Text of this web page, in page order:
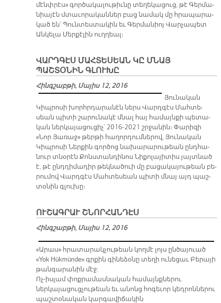
մէնփ­րէս» գոր­ծա­կա­լու­թիւ­նը տե­ղե­կա­ցուց, թէ Գեր­մա­
նիա­յէն մտա­ւո­րա­կան­ներ բաց նա­մակ մը հրա­պա­րա­
կած են՝ Պուն­տես­տա­կին եւ Գեր­մա­նիոյ Վար­չա­պետ
Ան­կե­լա Մեր­քէ­լին ուղ­ղեալ։
ՎԱՐԴԳԷՍ ՄԱՀՏԵՍԵԱՆ ԿԸ ՄՆԱՅ
ՊԱՇՏՕՆԻՆ ԳԼՈՒԽԸ
Հինգշաբթի, Մայիս 12, 2016
Յու­նա­կան
Կիպ­րո­սի խորհր­դա­րա­նէն ներս Վարդ­գէս Մահ­տե­
սեան պի­տի շա­րու­նա­կէ մնալ հայ հա­մայն­քի պե­տա­
կան ներ­կա­յա­ցու­ցիչ՝ 2016-2021 շրջա­նին։ Փա­րի­զի
«Նոր Յա­ռաջ» թեր­թի հա­ղոր­դում­նե­րով, Յու­նա­կան
Կիպ­րո­սի Ներ­քին գոր­ծոց նա­խա­րա­րու­թեան ընդ­հա­
նուր տնօ­րէն Քոնս­տան­դի­նոս Նի­քո­լա­յի­տիս յայտ­նած
է, թէ ընդ­դի­մա­դիր թեկ­նա­ծուի մը բա­ցա­կա­յու­թեան բե­
րու­մով Վարդ­գէս Մահ­տե­սեան պի­տի մնայ այդ պաշ­
տօ­նին գլու­խը։
ՈՒՇԱԳՐԱՒ ՇՆՈՐՀԱՆԴԷՍ
Հինգշաբթի, Մայիս 12, 2016
«Արաս» հրատարակչութեան կողմէ լոյս ընծայուած
«Yok Hükmünde» գրքին գինեձօնը տեղի ունեցաւ Բերայի
թանգարանին մէջ:
Ոչ-իսլամ փոքրամասնական համայնքներու
ներկայացուցչութեան եւ անոնց հոգեւոր կեդրոններու
պաշտօնական կարգավիճակին